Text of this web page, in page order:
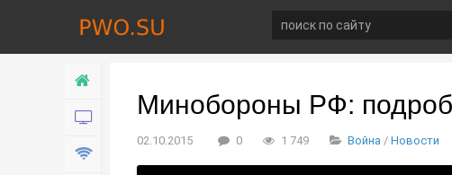
Новости
Минобороны РФ:
02.10.2015 0 1 749 Война / Новости